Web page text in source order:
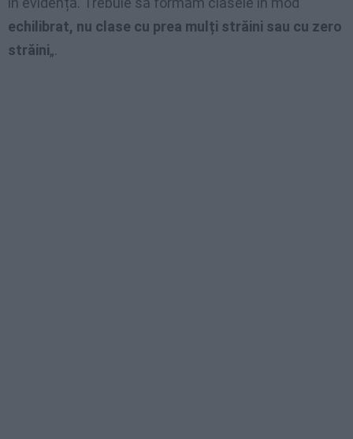
echilibrat, nu clase cu prea mulți străini sau cu zero
străini„.